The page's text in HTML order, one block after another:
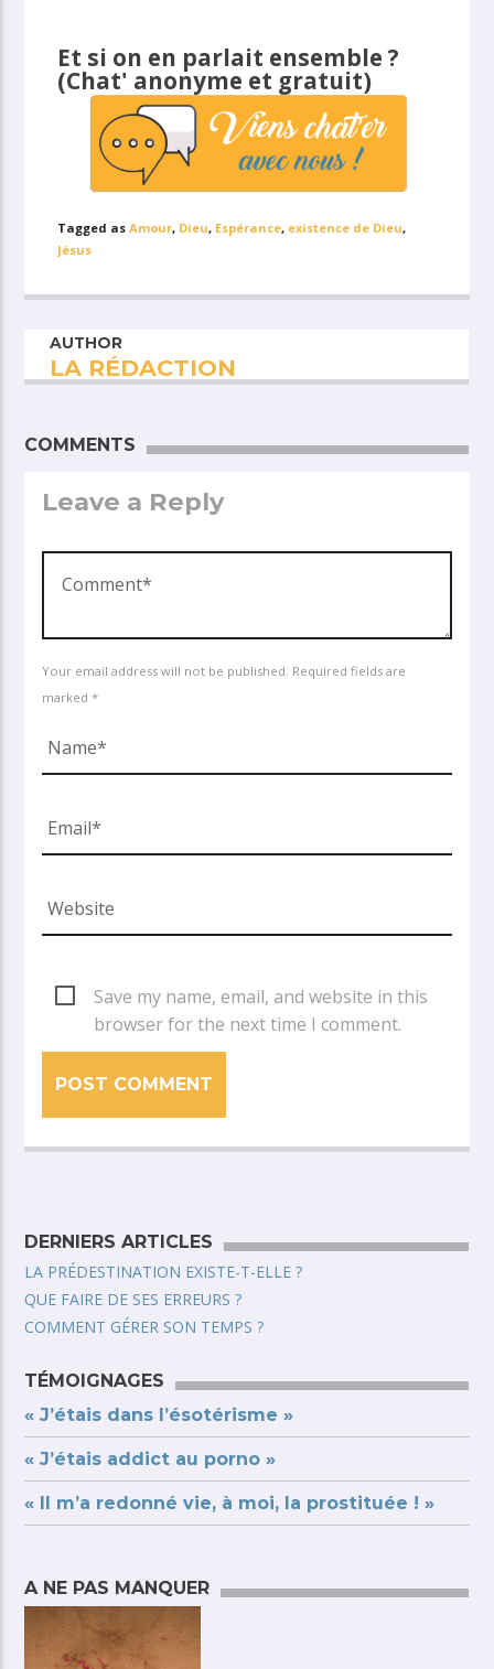
Et si on en parlait ensemble ?
(Chat' anonyme et gratuit)
Tagged asAmour, Dieu, Espérance, existence de Dieu,
Jésus
AUTHOR
LA RÉDACTION
COMMENTS
Leave a Reply
Your email address will not be published. Required fields are
marked *
Save my name, email, and website in this
browser for the next time I comment.
DERNIERS ARTICLES
LA PRÉDESTINATION EXISTE-T-ELLE ?
QUE FAIRE DE SES ERREURS ?
COMMENT GÉRER SON TEMPS ?
TÉMOIGNAGES
« J’étais dans l’ésotérisme »
« J’étais addict au porno »
« Il m’a redonné vie, à moi, la prostituée ! »
A NE PAS MANQUER